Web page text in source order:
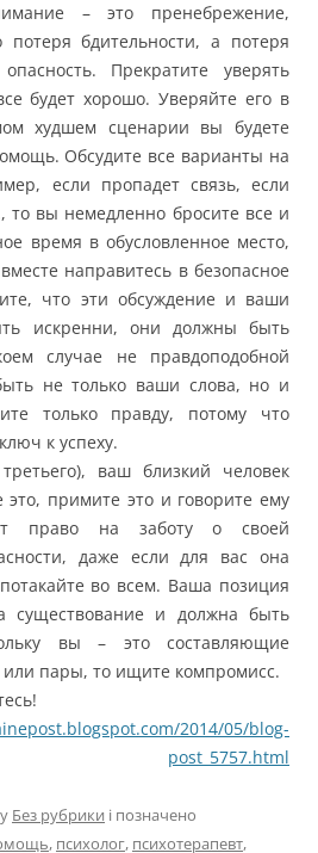
– это пренебрежение,
бдительности, а потеря
Прекратите уверять
будет хорошо. Уверяйте его в
худшем сценарии вы будете
Обсудите все варианты на
если пропадет связь, если
то вы немедленно бросите все и
время в обусловленное место,
направитесь в безопасное
что эти обсуждение и ваши
искренни, они должны быть
случае не правдоподобной
не только ваши слова, но и
только правду, потому что
к успеху.
ваш близкий человек
примите это и говорите ему
право на заботу о своей
даже если для вас она
во всем. Ваша позиция
существование и должна быть
вы – это составляющие
пары, то ищите компромисс.
2014/05/blog-
post_5757.html
Без рубрики і позначено
, психолог, психотерапевт,